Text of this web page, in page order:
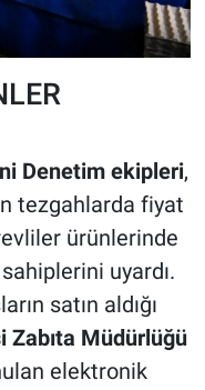
Denetim ekipleri,
tezgahlarda fiyat
ürünlerinde
uyardı.
satın aldığı
Zabıta Müdürlüğü
elektronik